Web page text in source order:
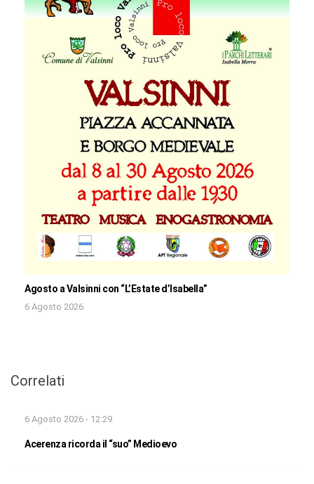
Agosto a Valsinni con “L’Estate d’Isabella”
6 Agosto 2026
Correlati
6 Agosto 2026 - 12:29
Acerenza ricorda il “suo” Medioevo